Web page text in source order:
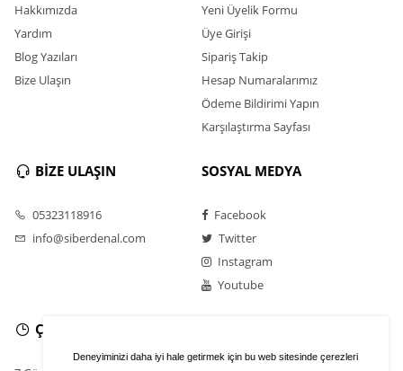
Deneyiminizi daha iyi hale getirmek için bu web sitesinde çerezleri
Hakkımızda
Yardım
Blog Yazıları
Bize Ulaşın
Yeni Üyelik Formu
Üye Girişi
Sipariş Takip
Hesap Numaralarımız
Ödeme Bildirimi Yapın
Karşılaştırma Sayfası
BİZE ULAŞIN
05323118916
info@siberdenal.com
SOSYAL MEDYA
Facebook
Twitter
Instagram
Youtube
ÇALIŞMA SAATLERİ